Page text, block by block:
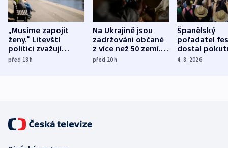
„Musíme zapojit
ženy.“ Litevští
politici zvažují
dohodu o
před 18h
Na Ukrajině jsou
zadržováni občané
z více než 50 zemí.
Bojovali na straně
před 20h
Španělský
pořadatel
dostal
nekalé
4. 8. 2026